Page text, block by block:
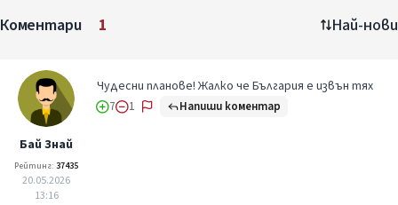
Коментари 1 Най-нови
Бaй Знай
Рейтинг: 37435
20.05.2026
13:16
Чудесни планове! Жалко че България е извън тях
7 1 Напиши коментар